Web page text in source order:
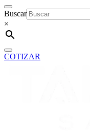
Buscar
×
COTIZAR